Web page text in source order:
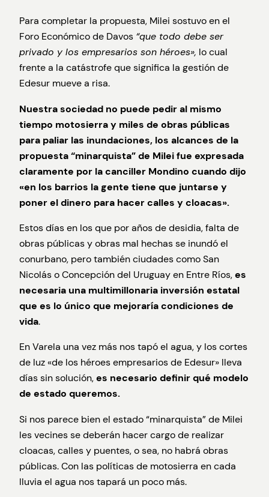
Para completar la propuesta, Milei sostuvo en el
Foro Económico de Davos “que todo debe ser
privado y los empresarios son héroes», lo cual
frente a la catástrofe que significa la gestión de
Edesur mueve a risa.
Nuestra sociedad no puede pedir al mismo
tiempo motosierra y miles de obras públicas
para paliar las inundaciones, los alcances de la
propuesta “minarquista” de Milei fue expresada
claramente por la canciller Mondino cuando dijo
«en los barrios la gente tiene que juntarse y
poner el dinero para hacer calles y cloacas».
Estos días en los que por años de desidia, falta de
obras públicas y obras mal hechas se inundó el
conurbano, pero también ciudades como San
Nicolás o Concepción del Uruguay en Entre Ríos,es
necesaria una multimillonaria inversión estatal
que es lo único que mejoraría condiciones de
vida.
En Varela una vez más nos tapó el agua, y los cortes
de luz «de los héroes empresarios de Edesur» lleva
días sin solución,es necesario definir qué modelo
de estado queremos.
Si nos parece bien el estado “minarquista” de Milei
les vecines se deberán hacer cargo de realizar
cloacas, calles y puentes, o sea, no habrá obras
públicas. Con las políticas de motosierra en cada
lluvia el agua nos tapará un poco más.